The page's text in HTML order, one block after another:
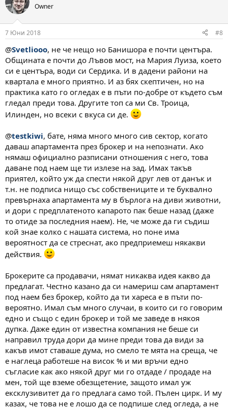
Owner
7 Юни 2018 #8
@Svetliooo, не че нещо но Банишора е почти центъра.
Общината е почти до Лъвов мост, на Мария Луиза, което
си е центъра, води си Сердика. И в дадени райони на
квартала е много приятно. И аз бях скептичен, но на
практика като го огледах е в пъти по-добре от където съм
гледал преди това. Другите топ са ми Св. Троица,
Илинден, но всеки с вкуса си де.
@testkiwi, бате, няма много много сив сектор, когато
даваш апартамента през брокер и на непознати. Ако
нямаш официално разписани отношения с него, това
даване под наем ще ти излезе на зад. Имах такъв
приятел, който уж да спести някой друг лев от данък и
т.н. не подписа нищо със собствениците и те буквално
превърнаха апартамента му в бърлога на диви животни,
и дори с предплатеното капарото пак беше назад (даже
то отиде за последния наем). Не, че може да ги съдиш
кой знае колко с нашата система, но поне има
вероятност да се стреснат, ако предприемеш някакви
действия.
Брокерите са продавачи, нямат никаква идея какво да
предлагат. Честно казано да си намериш сам апартамент
под наем без брокер, който да ти хареса е в пъти по-
вероятно. Имал съм много случаи, в които си го говорим
едно и също с един брокер и той ме заведе в някоя
дупка. Даже един от известна компания не беше си
направил труда дори да мине преди това да види за
какъв имот ставаше дума, но смело те мята на среща, че
е наглеца работеше на висок % и ми връчи едно
съгласие как ако някой друг ми го отдаде / продаде на
мен, той ще вземе обезщетение, защото имал уж
ексклузивитет да го предлага само той. Пълен цирк. И му
казах, че това не е лошо да се подпише след огледа, а не